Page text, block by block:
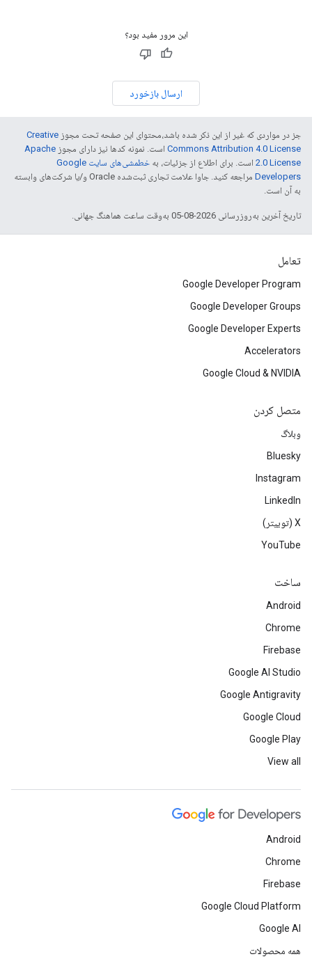
این مرور مفید بود؟
ارسال بازخورد
جز در مواردی که غیر از این ذکر شده باشد،‌محتوای این صفحه تحت مجوز Creative
Commons Attribution 4.0 License است. نمونه کدها نیز دارای مجوز Apache
2.0 License است. برای اطلاع از جزئیات، به
خطمشی‌های سایت Google
Developers‏
مراجعه کنید. جاوا علامت تجاری ثبت‌شده Oracle و/یا شرکت‌های وابسته
به آن است.
تاریخ آخرین به‌روزرسانی 2026-08-05 به‌وقت ساعت هماهنگ جهانی.
تعامل
Google Developer Program
Google Developer Groups
Google Developer Experts
Accelerators
Google Cloud & NVIDIA
متصل کردن
وبلاگ
Bluesky
Instagram
LinkedIn
‫X (توییتر)
YouTube
ساخت
Android
Chrome
Firebase
Google AI Studio
Google Antigravity
Google Cloud
Google Play
View all
Android
Chrome
Firebase
Google Cloud Platform
Google AI
همه محصولات